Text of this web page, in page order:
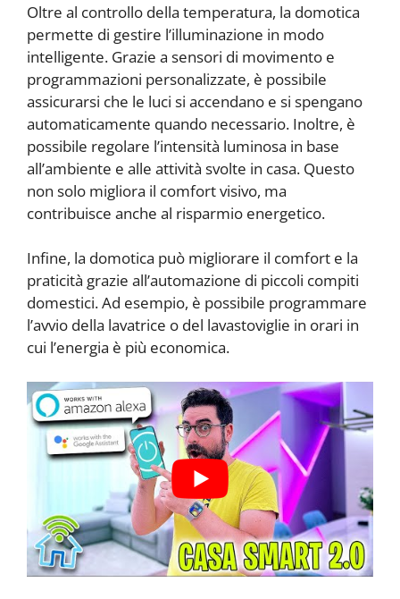
Oltre al controllo della temperatura, la domotica
permette di gestire l’illuminazione in modo
intelligente. Grazie a sensori di movimento e
programmazioni personalizzate, è possibile
assicurarsi che le luci si accendano e si spengano
automaticamente quando necessario. Inoltre, è
possibile regolare l’intensità luminosa in base
all’ambiente e alle attività svolte in casa. Questo
non solo migliora il comfort visivo, ma
contribuisce anche al risparmio energetico.
Infine, la domotica può migliorare il comfort e la
praticità grazie all’automazione di piccoli compiti
domestici. Ad esempio, è possibile programmare
l’avvio della lavatrice o del lavastoviglie in orari in
cui l’energia è più economica.